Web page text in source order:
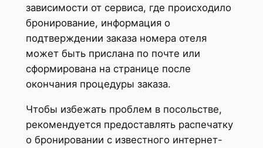
зависимости от сервиса, где происходило
бронирование, информация о
подтверждении заказа номера отеля
может быть прислана по почте или
сформирована на странице после
окончания процедуры заказа.
Чтобы избежать проблем в посольстве,
рекомендуется предоставлять распечатку
о бронировании с известного интернет-